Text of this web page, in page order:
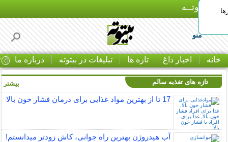
بـیتوتــه
منو
خانه اخبار داغ تازه ها تبلیغات در بیتوته درباره ما
تازه های تغذیه سالم
17 تا از بهترین مواد غذایی برای درمان فشار خون بالا
آب هیدروژن بهترین راه جوانی، کاش زودتر میدانستم!
بیشتر